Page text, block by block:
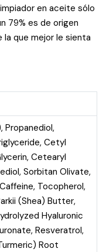
en aceite sólo
79% es de origen
la que mejor le sienta
Propanediol,
Cetyl
Cetearyl
Sorbitan Olivate,
Tocopherol,
(Shea) Butter,
Hyaluronic
Resveratrol,
Root